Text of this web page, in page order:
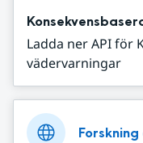
Ladda ner API för
vädervarningar